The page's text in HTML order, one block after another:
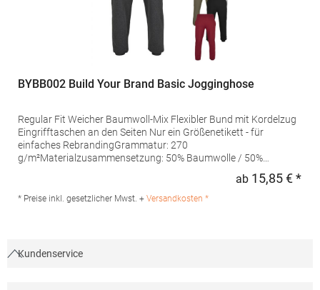
BYBB002 Build Your Brand Basic Jogginghose
Regular Fit Weicher Baumwoll-Mix Flexibler Bund mit Kordelzug
Eingrifftaschen an den Seiten Nur ein Größenetikett - für
einfaches RebrandingGrammatur: 270
g/m²Materialzusammensetzung: 50% Baumwolle / 50%
BB002Hersteller: TB International GmbH Dr.-Robert-Murjahn-Str.
7 64372 Ober-Ramstadt Deutschland E-Mail: info@tbint.de
ab 15,85 € *
* Preise inkl. gesetzlicher Mwst. + Versandkosten *
Kundenservice